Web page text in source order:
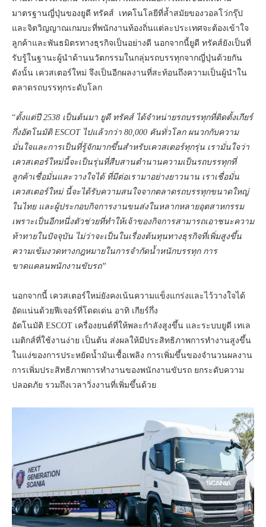
มาตรฐานญี่ปุ่นของยูดี ทรัคส์ เทคโนโลยีที่ล้ำสมัยของวอลโว่กรุ๊ป
และจิตวิญญาณเกมบะที่พนักงานท้องถิ่นแต่ละประเทศจะต้องเข้าใจ
ลูกค้าและพันธมิตรทางธุรกิจเป็นอย่างดี นอกจากนี้ยูดี ทรัคส์ยังเป็นที่
รับรู้ในฐานะผู้นำด้านนวัตกรรมในกลุ่มรถบรรทุกจากญี่ปุ่นด้วยกัน
ดังนั้น เควสเตอร์ใหม่ จึงเป็นอีกผลงานที่สะท้อนถึงความเป็นผู้นำใน
ตลาดรถบรรทุกระดับโลก
“ตั้งแต่ปี 2538 เป็นต้นมา ยูดี ทรัคส์ ได้จำหน่ายรถบรรทุกที่ติดตั้งเกียร์
กึ่งอัตโนมัติ ESCOT ไปแล้วกว่า 80,000 คันทั่วโลก ผนวกกับความ
มั่นใจและการเป็นที่รู้จักมากขึ้นสำหรับเควสเตอร์ทุกรุ่น เรามั่นใจว่า
เควสเตอร์ใหม่นี้จะเป็นรุ่นที่สืบสานตำนานความเป็นรถบรรทุกที่
ลูกค้าเชื่อมั่นและวางใจได้ ที่มีต่อเรามาอย่างยาวนาน เราเชื่อมั่น
เควสเตอร์ใหม่ นี้จะได้รับความสนใจจากตลาดรถบรรทุกขนาดใหญ่
ในไทย และผู้ประกอบกิจการงานขนส่งในหลากหลายอุตสาหกรรม
เพราะเป็นอีกหนึ่งตัวช่วยที่ทำให้เจ้าของกิจการสามารถเอาชนะความ
ท้าทายในปัจจุบัน ไม่ว่าจะเป็นในเรื่องต้นทุนทางธุรกิจที่เพิ่มสูงขึ้น
ความเข้มงวดทางกฎหมายในการจำกัดน้ำหนักบรรทุก การ
ขาดแคลนพนักงานขับรถ”
นอกจากนี้ เควสเตอร์ใหม่ยังคงเน้นความแข็งแกร่งและไว้วางใจได้
อัดแน่นด้วยฟีเจอร์ที่โดดเด่น อาทิ เกียร์กึ่ง
อัตโนมัติ ESCOT เครื่องยนต์ที่ให้พละกำลังสูงขึ้น และระบบยูดี เทเล
เมติกส์ที่ใช้งานง่าย เป็นต้น ส่งผลให้มีประสิทธิภาพการทำงานสูงขึ้น
ในแง่ของการประหยัดน้ำมันเชื้อเพลิง การเพิ่มขึ้นของจำนวนผลงาน
การเพิ่มประสิทธิภาพการทำงานของพนักงานขับรถ ยกระดับความ
ปลอดภัย รวมถึงเวลาวิ่งงานที่เพิ่มขึ้นด้วย